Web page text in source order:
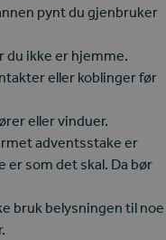
pynt du gjenbruker
du ikke er hjemme.
eller koblinger før
eller vinduer.
adventsstake er
er som det skal. Da bør
bruk belysningen til noe